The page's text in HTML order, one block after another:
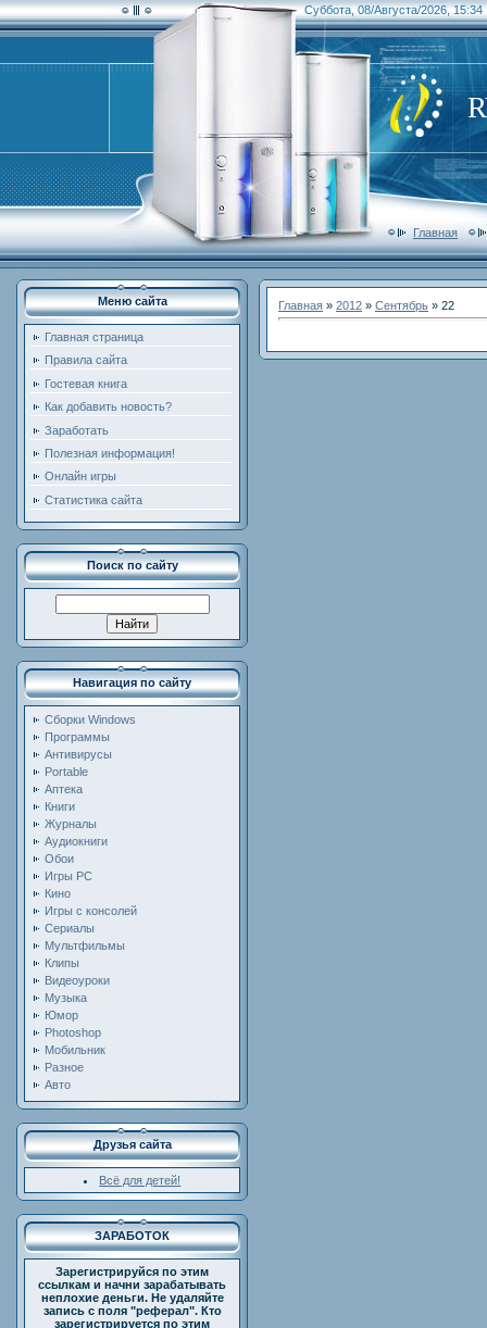
Суббота, 08/Августа/2026, 15:34
Главная
Меню сайта
Главная страница
Правила сайта
Гостевая книга
Как добавить новость?
Заработать
Полезная информация!
Онлайн игры
Статистика сайта
Поиск по сайту
Навигация по сайту
Сборки Windows
Программы
Антивирусы
Portable
Аптека
Книги
Журналы
Аудиокниги
Обои
Игры PC
Кино
Игры с консолей
Сериалы
Мультфильмы
Клипы
Видеоуроки
Музыка
Юмор
Photoshop
Мобильник
Разное
Авто
Друзья сайта
Всё для детей!
ЗАРАБОТОК
Зарегистрируйся по этим
ссылкам и начни зарабатывать
неплохие деньги. Не удаляйте
запись с поля "реферал". Кто
зарегистрируется по этим
Главная » 2012 » Сентябрь » 22